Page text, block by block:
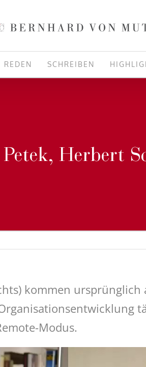
REDEN SCHREIBEN
Herbert
kommen
Modus.